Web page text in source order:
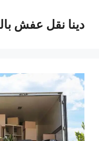
المحتوىدينا نقل عفش